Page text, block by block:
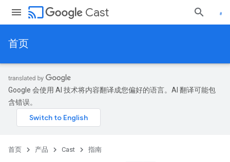
cast Cast
首页
Google 会使用 AI 技术将内容翻译成您偏好的语言。AI 翻译可能包
含错误。
首页 产品 Cast 指南